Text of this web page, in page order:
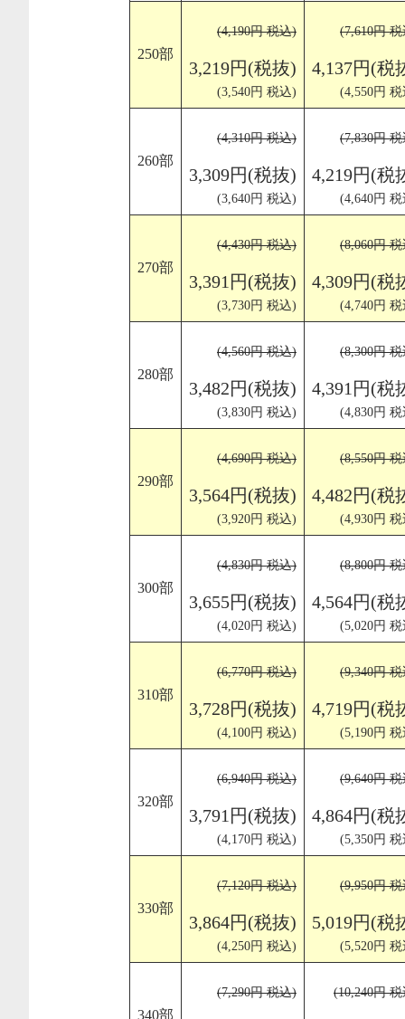
250部
(4,190円 税込)
3,219円(税抜)
(3,540円 税込)
(7,610円
4,137円(税
(4,550円
260部
(4,310円 税込)
3,309円(税抜)
(3,640円 税込)
(7,830円
4,219円(税
(4,640円
270部
(4,430円 税込)
3,391円(税抜)
(3,730円 税込)
(8,060円
4,309円(税
(4,740円
280部
(4,560円 税込)
3,482円(税抜)
(3,830円 税込)
(8,300円
4,391円(税
(4,830円
290部
(4,690円 税込)
3,564円(税抜)
(3,920円 税込)
(8,550円
4,482円(税
(4,930円
300部
(4,830円 税込)
3,655円(税抜)
(4,020円 税込)
(8,800円
4,564円(税
(5,020円
310部
(6,770円 税込)
3,728円(税抜)
(4,100円 税込)
(9,340円
4,719円(税
(5,190円
320部
(6,940円 税込)
3,791円(税抜)
(4,170円 税込)
(9,640円
4,864円(税
(5,350円
330部
(7,120円 税込)
3,864円(税抜)
(4,250円 税込)
(9,950円
5,019円(税
(5,520円
340部
(7,290円 税込) (10,240円